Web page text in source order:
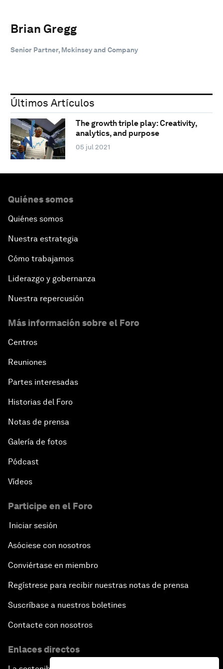
Brian Gregg
Senior Partner, Mckinsey and Company
Últimos Artículos
The growth triple play: Creativity,
analytics, and purpose
05 jul 2021
Quiénes somos
Quiénes somos
Nuestra estrategia
Cómo trabajamos
Liderazgo y gobernanza
Nuestra repercusión
Más información sobre el Foro
Centros
Reuniones
Partes interesadas
Historias del Foro
Notas de prensa
Galería de fotos
Pódcast
Vídeos
Participe en el Foro
Iniciar sesión
Asóciese con nosotros
Conviértase en miembro
Regístrese para recibir nuestras notas de prensa
Suscríbase a nuestros boletines
Contacte con nosotros
Enlaces directos